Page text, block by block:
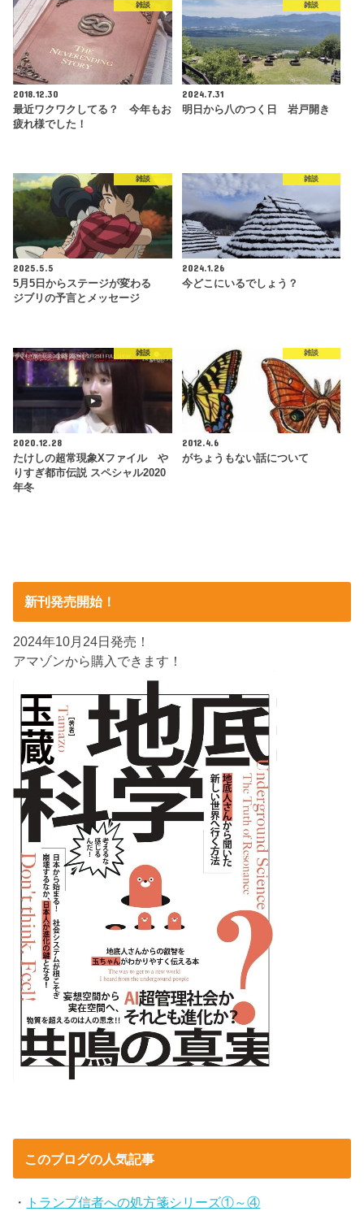
雑談
2018.12.30
最近ワクワクしてる？ 今年もお
疲れ様でした！
雑談
2024.7.31
明日から八のつく日 岩戸開き
雑談
2025.5.5
5月5日からステージが変わる
ジブリの予言とメッセージ
雑談
2024.1.26
今どこにいるでしょう？
雑談
2020.12.28
たけしの超常現象Xファイル や
りすぎ都市伝説 スペシャル2020
年冬
雑談
2012.4.6
がちょうもない話について
新刊発売開始！
2024年10月24日発売！
アマゾンから購入できます！
このブログの人気記事
・ トランプ信者への処方箋シリーズ①～④